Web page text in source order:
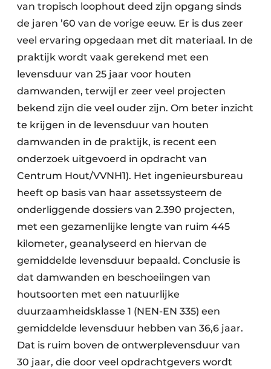
van tropisch loophout deed zijn opgang sinds
de jaren ’60 van de vorige eeuw. Er is dus zeer
veel ervaring opgedaan met dit materiaal. In de
praktijk wordt vaak gerekend met een
levensduur van 25 jaar voor houten
damwanden, terwijl er zeer veel projecten
bekend zijn die veel ouder zijn. Om beter inzicht
te krijgen in de levensduur van houten
damwanden in de praktijk, is recent een
onderzoek uitgevoerd in opdracht van
Centrum Hout/VVNH1). Het ingenieursbureau
heeft op basis van haar assetssysteem de
onderliggende dossiers van 2.390 projecten,
met een gezamenlijke lengte van ruim 445
kilometer, geanalyseerd en hiervan de
gemiddelde levensduur bepaald. Conclusie is
dat damwanden en beschoeiingen van
houtsoorten met een natuurlijke
duurzaamheidsklasse 1 (NEN-EN 335) een
gemiddelde levensduur hebben van 36,6 jaar.
Dat is ruim boven de ontwerplevensduur van
30 jaar, die door veel opdrachtgevers wordt